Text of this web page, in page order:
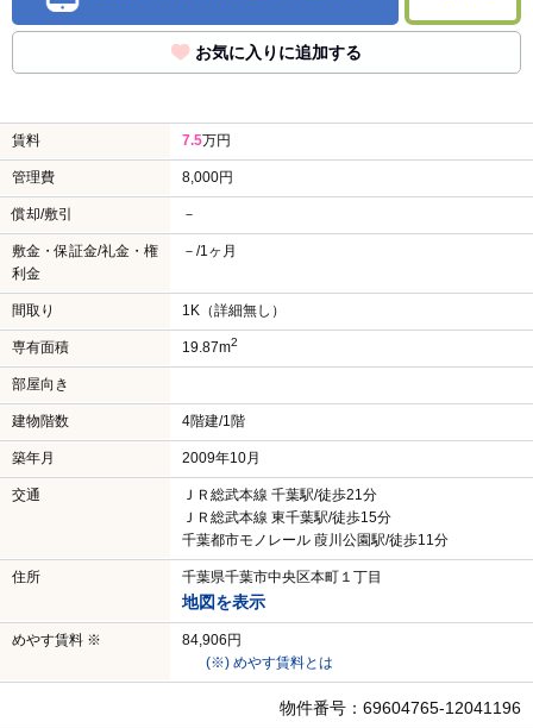
お気に入りに追加する
賃料 7.5万円
管理費 8,000円
償却/敷引 －
敷金・保証金/礼金・権
利金
－/1ヶ月
間取り 1K（詳細無し）
専有面積 19.87m2
部屋向き
建物階数 4階建/1階
築年月 2009年10月
交通
ＪＲ総武本線 千葉駅/徒歩21分
ＪＲ総武本線 東千葉駅/徒歩15分
千葉都市モノレール 葭川公園駅/徒歩11分
住所 千葉県千葉市中央区本町１丁目
地図を表示
めやす賃料 ※
84,906円
(※) めやす賃料とは
物件番号：69604765-12041196